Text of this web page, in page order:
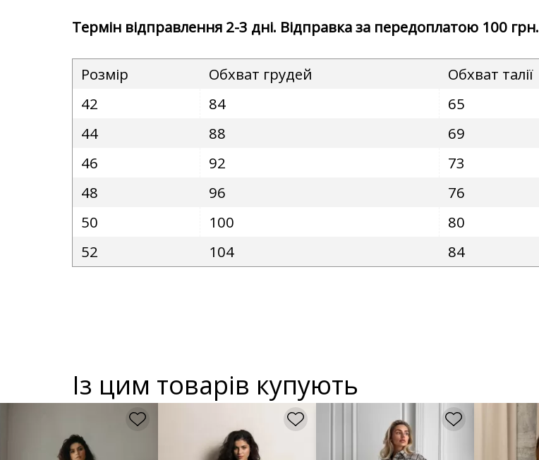
Термін відправлення 2-3 дні. Відправка за передоплатою 100 грн.
Розмір Обхват грудей Обхват талії
42
84 65
44
88 69
46
92 73
48
96 76
50
100 80
52
104 84
Із цим товарів купують